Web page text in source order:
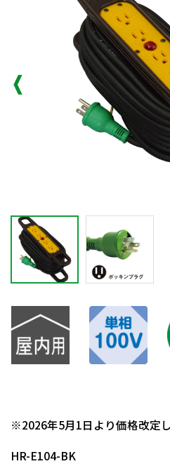
※2026年5月1日より価格改定し
HR-E104-BK